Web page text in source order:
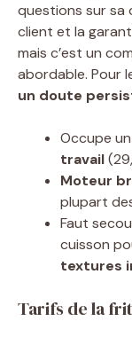
questions sur sa
client et la
mais c’est un
abordable. Pour
un doute
Occupe un
travail
Moteur
plupart
Faut
cuisson
textures
Tarifs de la